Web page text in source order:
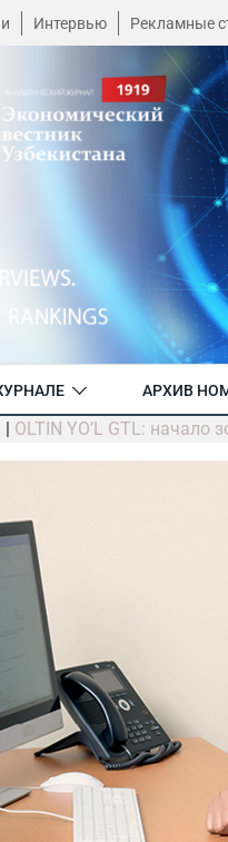
Интервью Рекламные
АРХИВ
| OLTIN YO’L GTL: начало